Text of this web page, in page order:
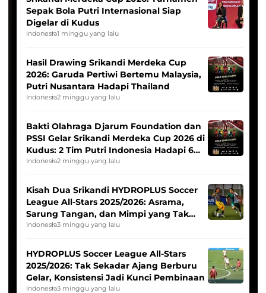
Sepak Bola Putri Internasional Siap
Digelar di Kudus
Indonesia1 minggu yang lalu
Hasil Drawing Srikandi Merdeka Cup
2026: Garuda Pertiwi Bertemu Malaysia,
Putri Nusantara Hadapi Thailand
Indonesia2 minggu yang lalu
Bakti Olahraga Djarum Foundation dan
PSSI Gelar Srikandi Merdeka Cup 2026 di
Kudus: 2 Tim Putri Indonesia Hadapi 6
Tim Asia
Indonesia2 minggu yang lalu
Kisah Dua Srikandi HYDROPLUS Soccer
League All-Stars 2025/2026: Asrama,
Sarung Tangan, dan Mimpi yang Tak
Pernah Padam
Indonesia3 minggu yang lalu
HYDROPLUS Soccer League All-Stars
2025/2026: Tak Sekadar Ajang Berburu
Gelar, Konsistensi Jadi Kunci Pembinaan
Indonesia3 minggu yang lalu